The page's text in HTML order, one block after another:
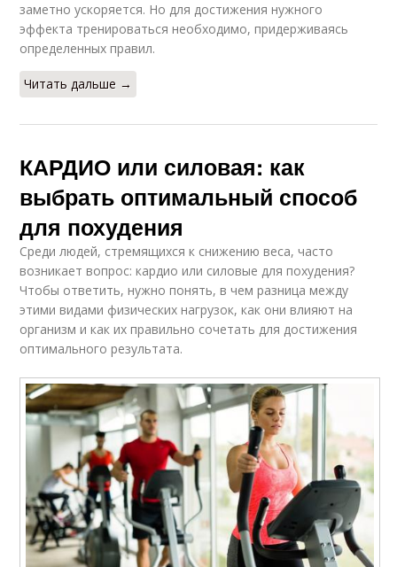
заметно ускоряется. Но для достижения нужного
эффекта тренироваться необходимо, придерживаясь
определенных правил.
Читать дальше →
КАРДИО или силовая: как
выбрать оптимальный способ
для похудения
Среди людей, стремящихся к снижению веса, часто
возникает вопрос: кардио или силовые для похудения?
Чтобы ответить, нужно понять, в чем разница между
этими видами физических нагрузок, как они влияют на
организм и как их правильно сочетать для достижения
оптимального результата.